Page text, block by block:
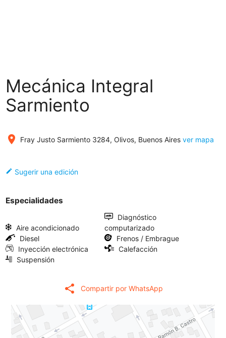
share Compartir por WhatsApp
Mecánica Integral
Sarmiento
place Fray Justo Sarmiento 3284, Olivos, Buenos Aires ver mapa
edit Sugerir una edición
Especialidades
Aire acondicionado
Diagnóstico
computarizado
Diesel
Frenos / Embrague
Inyección electrónica
Calefacción
Suspensión